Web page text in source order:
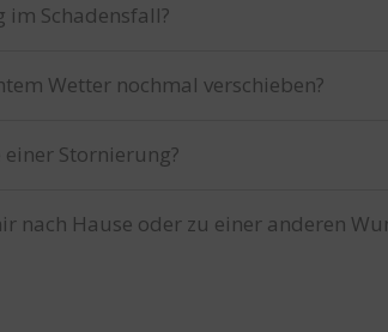
im Schadensfall?
Wetter nochmal verschieben?
Stornierung?
nach Hause oder zu einer anderen